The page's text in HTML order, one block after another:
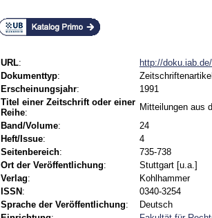
URL:
http://
Dokumenttyp:
Erscheinungsjahr:
1991
Titel einer Zeitschrift oder einer
Reihe:
Mitteilungen aus
Band/Volume:
24
Heft/Issue:
4
Seitenbereich:
735-738
Ort der Veröffentlichung:
Stuttgart [u.a.]
Verlag:
Kohlhammer
ISSN :
0340-3254
Sprache der Veröffentlichung:
Deutsch